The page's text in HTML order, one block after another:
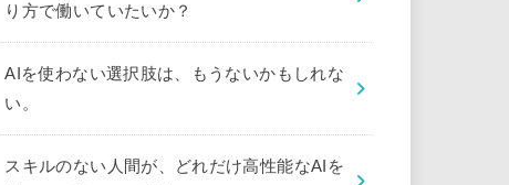
り方で働いていたいか？
AIを使わない選択肢は、もうないかもしれな
い。
スキルのない人間が、どれだけ高性能なAIを